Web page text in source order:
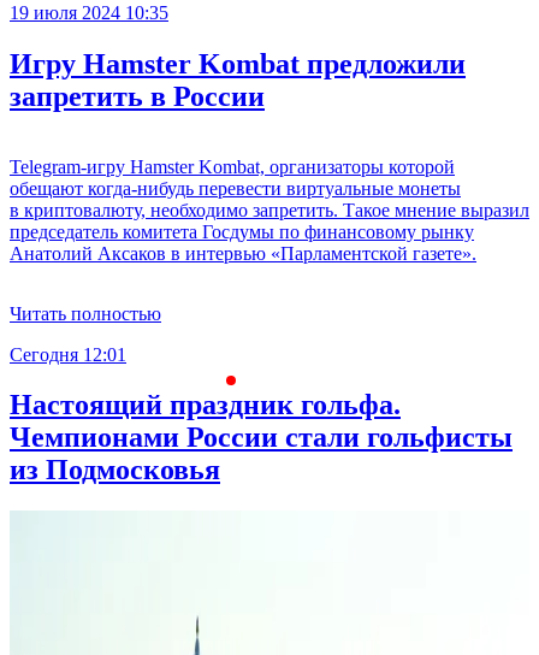
19 июля 2024 10:35
Игру Hamster Kombat предложили
запретить в России
Telegram-игру Hamster Kombat, организаторы которой
обещают когда-нибудь перевести виртуальные монеты
в криптовалюту, необходимо запретить. Такое мнение выразил
председатель комитета Госдумы по финансовому рынку
Анатолий Аксаков в интервью «Парламентской газете».
Читать полностью
Сегодня 12:01
Настоящий праздник гольфа.
Чемпионами России стали гольфисты
из Подмосковья